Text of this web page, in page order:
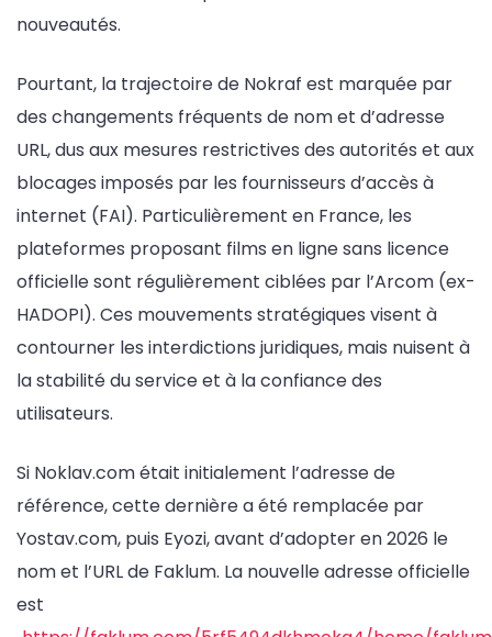
nouveautés.
Pourtant, la trajectoire de Nokraf est marquée par
des changements fréquents de nom et d’adresse
URL, dus aux mesures restrictives des autorités et aux
blocages imposés par les fournisseurs d’accès à
internet (FAI). Particulièrement en France, les
plateformes proposant films en ligne sans licence
officielle sont régulièrement ciblées par l’Arcom (ex-
HADOPI). Ces mouvements stratégiques visent à
contourner les interdictions juridiques, mais nuisent à
la stabilité du service et à la confiance des
utilisateurs.
Si Noklav.com était initialement l’adresse de
référence, cette dernière a été remplacée par
Yostav.com, puis Eyozi, avant d’adopter en 2026 le
nom et l’URL de Faklum. La nouvelle adresse officielle
est